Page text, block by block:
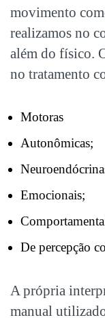
movimento
realizamos no
além do físico.
no tratamento
Motoras
Autonômicas;
Emocionais;
De percepção
A própria
manual